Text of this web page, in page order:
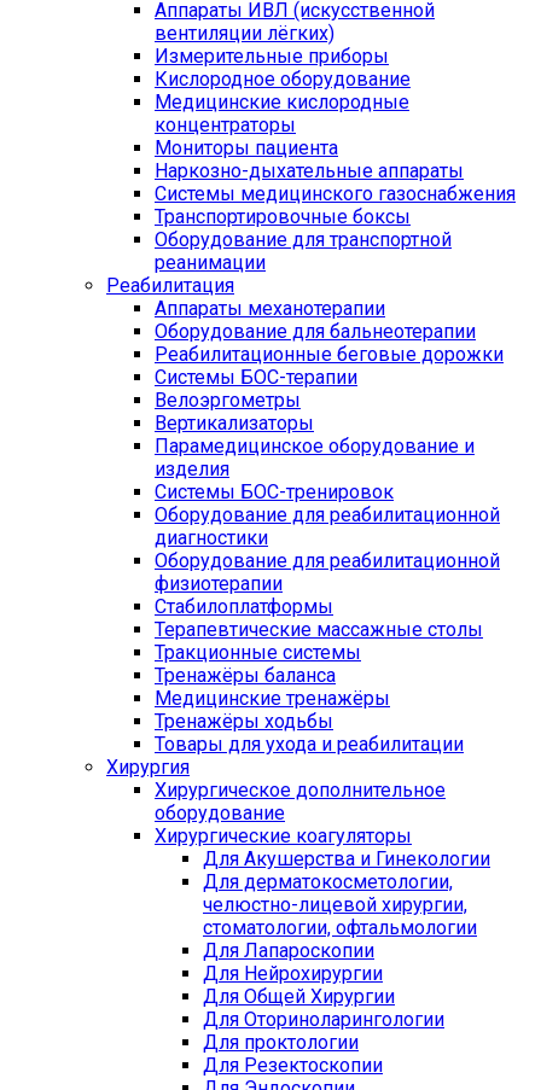
Аппараты ИВЛ (искусственной
вентиляции лёгких)
Измерительные приборы
Кислородное оборудование
Медицинские кислородные
концентраторы
Мониторы пациента
Наркозно-дыхательные аппараты
Системы медицинского газоснабжения
Транспортировочные боксы
Оборудование для транспортной
реанимации
Реабилитация
Аппараты механотерапии
Оборудование для бальнеотерапии
Реабилитационные беговые дорожки
Системы БОС-терапии
Велоэргометры
Вертикализаторы
Парамедицинское оборудование и
изделия
Системы БОС-тренировок
Оборудование для реабилитационной
диагностики
Оборудование для реабилитационной
физиотерапии
Стабилоплатформы
Терапевтические массажные столы
Тракционные системы
Тренажёры баланса
Медицинские тренажёры
Тренажёры ходьбы
Товары для ухода и реабилитации
Хирургия
Хирургическое дополнительное
оборудование
Хирургические коагуляторы
Для Акушерства и Гинекологии
Для дерматокосметологии,
челюстно-лицевой хирургии,
стоматологии, офтальмологии
Для Лапароскопии
Для Нейрохирургии
Для Общей Хирургии
Для Оториноларингологии
Для проктологии
Для Резектоскопии